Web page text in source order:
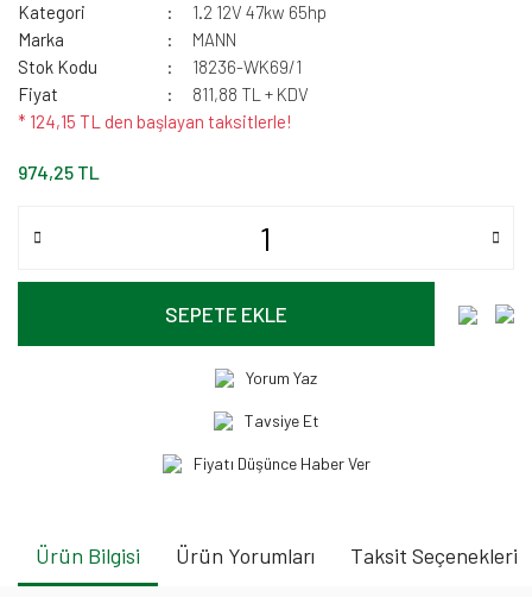
Kategori
1.2 12V 47kw 65hp
Marka
MANN
Stok Kodu
18236-WK69/1
Fiyat
811,88 TL + KDV
* 124,15 TL den başlayan taksitlerle!
974,25 TL
SEPETE EKLE
Yorum Yaz
Tavsiye Et
Fiyatı Düşünce Haber Ver
Ürün Bilgisi Ürün Yorumları Taksit Seçenekleri